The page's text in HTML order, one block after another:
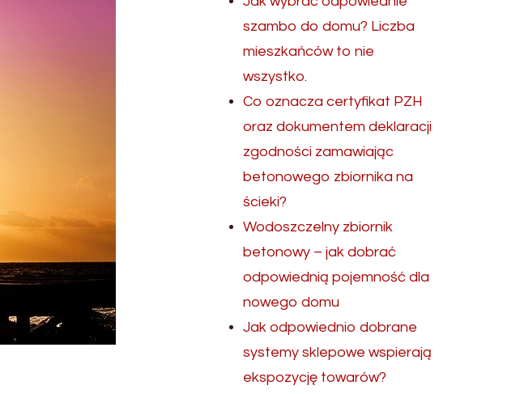
szambo do domu? Liczba
mieszkańców to nie
wszystko.
Co oznacza certyfikat PZH
oraz dokumentem deklaracji
zgodności zamawiając
betonowego zbiornika na
ścieki?
Wodoszczelny zbiornik
betonowy – jak dobrać
odpowiednią pojemność dla
nowego domu
Jak odpowiednio dobrane
systemy sklepowe wspierają
ekspozycję towarów?